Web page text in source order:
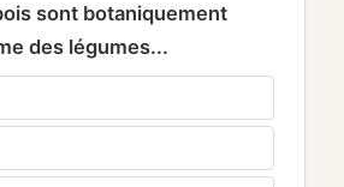
sont botaniquement
des légumes...